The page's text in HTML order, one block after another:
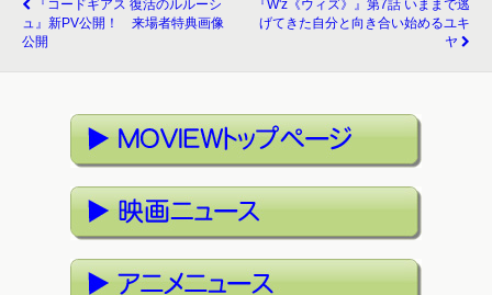
『コードギアス 復活のルルーシ
ュ』新PV公開！ 来場者特典画像
公開
『W'z《ウィズ》』第7話 いままで逃
げてきた自分と向き合い始めるユキ
ヤ